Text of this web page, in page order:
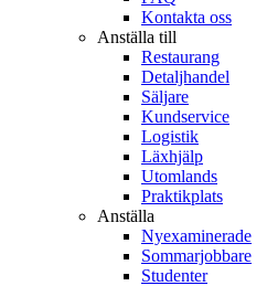
Kontakta oss
Anställa till
Restaurang
Detaljhandel
Säljare
Kundservice
Logistik
Läxhjälp
Utomlands
Praktikplats
Anställa
Nyexaminerade
Sommarjobbare
Studenter